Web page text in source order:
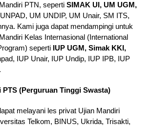
PTN, seperti SIMAK UI, UM UGM,
UM UNDIP, UM Unair, SM ITS,
Kami juga dapat mendampingi untuk
Kelas Internasional (International
seperti IUP UGM, Simak KKI,
IUP Unair, IUP Undip, IUP IPB, IUP
PTS (Perguruan Tinggi Swasta)
melayani les privat Ujian Mandiri
Telkom, BINUS, Ukrida, Trisakti,